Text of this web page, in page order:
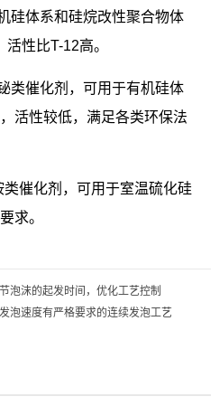
硅体系和硅烷改性聚合物体
性比T-12高。
类催化剂，可用于有机硅体
活性较低，满足各类环保法
催化剂，可用于室温硫化硅
求。
泡沫的起发时间，优化工艺控制
泡速度有严格要求的连续发泡工艺